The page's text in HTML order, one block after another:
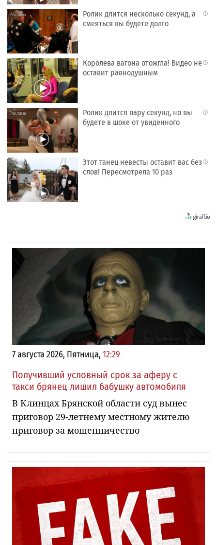
i
Ролик длится несколько секунд, а
смеяться вы будете долго
i
Королева вагона отожгла! Видео не
оставит равнодушным
i
Ролик длится пару секунд, но вы
будете в шоке от увиденного
i
Этот танец невесты оставит вас без
слов! Пересмотрела 10 раз
7 августа 2026, Пятница, 12:29
Получивший условный срок за аферу с
такси брянец лишил бабушку автомобиля
В Клинцах Брянской области суд вынес
приговор 29-летнему местному жителю
приговор за мошенничество